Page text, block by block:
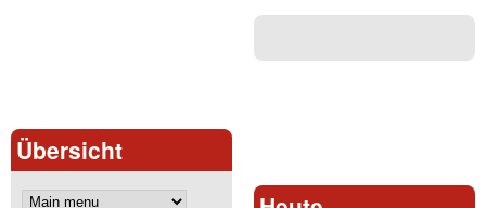
Übersicht